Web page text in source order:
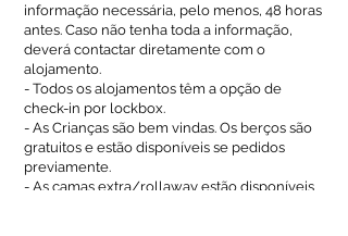
informação necessária, pelo menos, 48 horas
antes. Caso não tenha toda a informação,
deverá contactar diretamente com o
alojamento.
- Todos os alojamentos têm a opção de
check-in por lockbox.
- As Crianças são bem vindas. Os berços são
gratuitos e estão disponíveis se pedidos
previamente.
- As camas extra/rollaway estão disponíveis